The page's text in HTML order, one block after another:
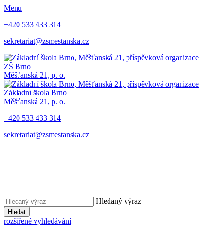
Menu
+420 533 433 314
sekretariat@zsmestanska.cz
ZŠ Brno
Měšťanská 21, p. o.
Základní škola Brno
Měšťanská 21, p. o.
+420 533 433 314
sekretariat@zsmestanska.cz
Hledaný výraz
Hledat
rozšířené vyhledávání